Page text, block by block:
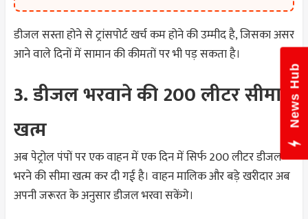
डीजल सस्ता होने से ट्रांसपोर्ट खर्च कम होने की उम्मीद है, जिसका असर
आने वाले दिनों में सामान की कीमतों पर भी पड़ सकता है।
3. डीजल भरवाने की 200 लीटर सीमा
खत्म
अब पेट्रोल पंपों पर एक वाहन में एक दिन में सिर्फ 200 लीटर डीजल
भरने की सीमा खत्म कर दी गई है। वाहन मालिक और बड़े खरीदार अब
अपनी जरूरत के अनुसार डीजल भरवा सकेंगे।